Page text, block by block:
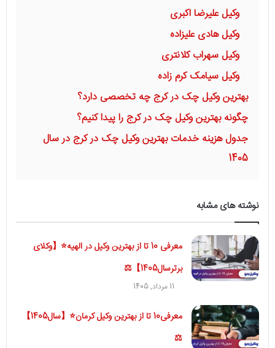
وکیل علیرضا اکبری
وکیل هادی علیزاده
وکیل سهراب کلانتری
وکیل سیامک کرم زاده
بهترین وکیل چک در کرج چه تخصصی دارد؟
چگونه بهترین وکیل چک در کرج را پیدا کنیم؟
جدول هزینه خدمات بهترین وکیل چک در کرج در سال
1405
نوشته های مشابه
معرفی 10 تا از بهترین وکیل در الهیه⭐【وکلای
برترسال1405】⚖️
11 مرداد, 1405
معرفی10 تا از بهترین وکیل کرمان⭐【سال1405】
⚖️